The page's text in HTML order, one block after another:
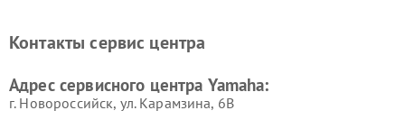
Yamaha
Yamaha
Контакты сервис центра
Адрес сервисного центра Yamaha:
г. Новороссийск, ул. Карамзина, 6В